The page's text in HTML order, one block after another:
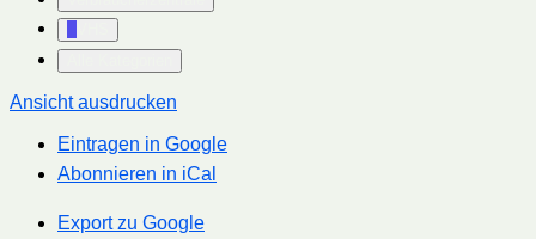
Ansichtausdrucken
Eintragen in Google
Abonnieren in iCal
Export zu Google